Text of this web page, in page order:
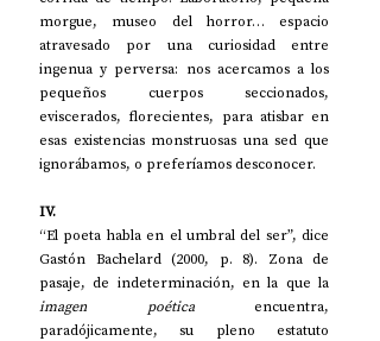
morgue, museo del horror… espacio
atravesado por una curiosidad entre
ingenua y perversa: nos acercamos a los
pequeños cuerpos seccionados,
eviscerados, florecientes, para atisbar en
esas existencias monstruosas una sed que
ignorábamos, o preferíamos desconocer.
IV.
“El poeta habla en el umbral del ser”, dice
Gastón Bachelard (2000, p. 8). Zona de
imagen poética encuentra,
paradójicamente, su pleno estatuto